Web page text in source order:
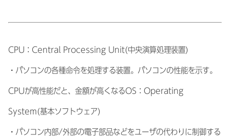
CPU：Central Processing Unit(中央演算処理装置)
・パソコンの各種命令を処理する装置。パソコンの性能を示す。
CPUが高性能だと、金額が高くなるOS：Operating
System(基本ソフトウェア)
・パソコン内部/外部の電子部品などをユーザの代わりに制御する